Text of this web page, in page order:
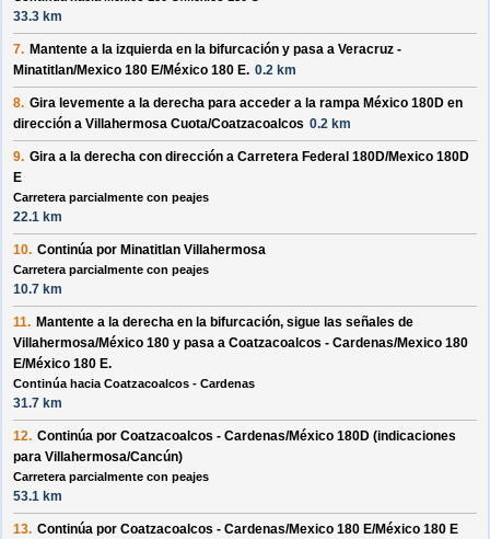
33.3 km
7. Mantente a la izquierda en la bifurcación y pasa a Veracruz -
Minatitlan/Mexico 180 E/México 180 E. 0.2 km
8. Gira levemente a la derecha para acceder a la rampa México 180D en
dirección a Villahermosa Cuota/Coatzacoalcos 0.2 km
9. Gira a la derecha con dirección a Carretera Federal 180D/Mexico 180D
E
Carretera parcialmente con peajes
22.1 km
10. Continúa por Minatitlan Villahermosa
Carretera parcialmente con peajes
10.7 km
11. Mantente a la derecha en la bifurcación, sigue las señales de
Villahermosa/México 180 y pasa a Coatzacoalcos - Cardenas/Mexico 180
E/México 180 E.
Continúa hacia Coatzacoalcos - Cardenas
31.7 km
12. Continúa por Coatzacoalcos - Cardenas/México 180D (indicaciones
para Villahermosa/Cancún)
Carretera parcialmente con peajes
53.1 km
13. Continúa por Coatzacoalcos - Cardenas/Mexico 180 E/México 180 E